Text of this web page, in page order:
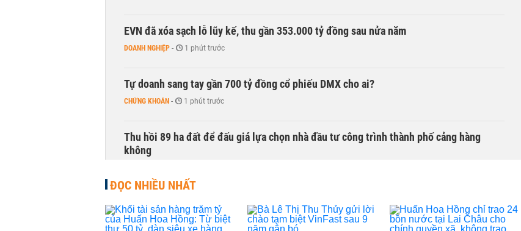
EVN đã xóa sạch lỗ lũy kế, thu gần 353.000 tỷ đồng sau nửa năm
DOANH NGHIỆP - 1 phút trước
Tự doanh sang tay gần 700 tỷ đồng cổ phiếu DMX cho ai?
CHỨNG KHOÁN - 1 phút trước
Thu hồi 89 ha đất để đấu giá lựa chọn nhà đầu tư công trình thành phố cảng hàng
không
Dòng tiền ngoại bất ngờ trở lại TTCK, ai đã mua vào?
CHỨNG KHOÁN - 1 phút trước
ĐỌC NHIỀU NHẤT